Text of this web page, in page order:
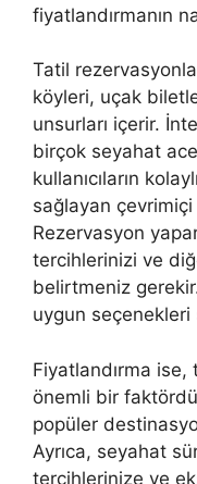
fiyatlandırmanın
Tatil
köyleri, uçak
unsurları içerir.
birçok seyahat
kullanıcıların
sağlayan
Rezervasyon
tercihlerinizi ve
belirtmeniz
uygun
Fiyatlandırma
önemli bir
popüler
Ayrıca, seyahat
tercihlerinize ve